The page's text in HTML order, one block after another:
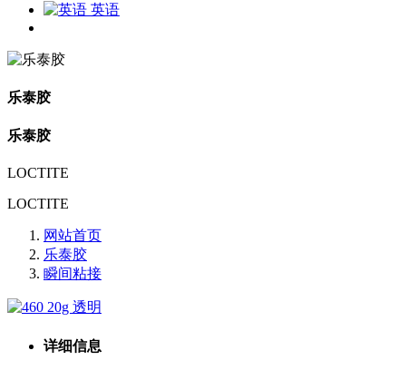
英语
乐泰胶
乐泰胶
LOCTITE
LOCTITE
网站首页
乐泰胶
瞬间粘接
详细信息